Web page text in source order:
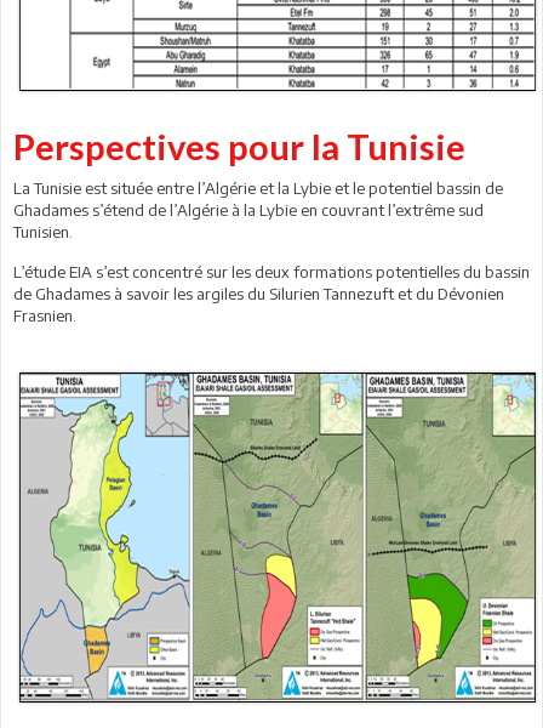
Perspectives pour la Tunisie
La Tunisie est située entre l’Algérie et la Lybie et le potentiel bassin de
Ghadames s’étend de l’Algérie à la Lybie en couvrant l’extrême sud
Tunisien.
L’étude EIA s’est concentré sur les deux formations potentielles du bassin
de Ghadames à savoir les argiles du Silurien Tannezuft et du Dévonien
Frasnien.